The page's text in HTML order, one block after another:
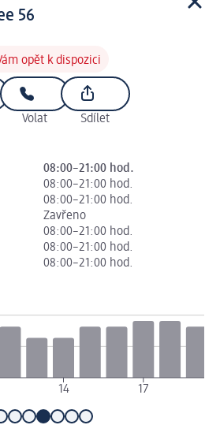
56
opět k dispozici
Volat Sdílet
08:00–21:00 hod.
08:00–21:00 hod.
08:00–21:00 hod.
Zavřeno
08:00–21:00 hod.
08:00–21:00 hod.
08:00–21:00 hod.
14 17